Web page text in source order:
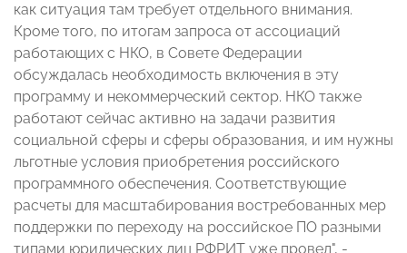
как ситуация там требует отдельного внимания.
Кроме того, по итогам запроса от ассоциаций
работающих с НКО, в Совете Федерации
обсуждалась необходимость включения в эту
программу и некоммерческий сектор. НКО также
работают сейчас активно на задачи развития
социальной сферы и сферы образования, и им нужны
льготные условия приобретения российского
программного обеспечения. Соответствующие
расчеты для масштабирования востребованных мер
поддержки по переходу на российское ПО разными
типами юридических лиц РФРИТ уже провел", -